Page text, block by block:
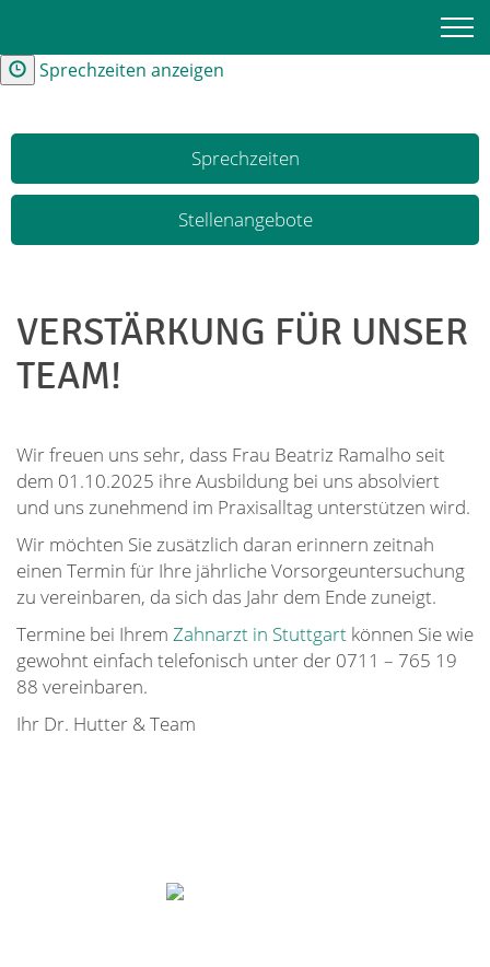
Sprechzeiten anzeigen
Sprechzeiten
Stellenangebote
VERSTÄRKUNG FÜR UNSER
TEAM!
Wir freuen uns sehr, dass Frau Beatriz Ramalho seit
dem 01.10.2025 ihre Ausbildung bei uns absolviert
und uns zunehmend im Praxisalltag unterstützen wird.
Wir möchten Sie zusätzlich daran erinnern zeitnah
einen Termin für Ihre jährliche Vorsorgeuntersuchung
zu vereinbaren, da sich das Jahr dem Ende zuneigt.
Termine bei Ihrem Zahnarzt in Stuttgart können Sie wie
gewohnt einfach telefonisch unter der 0711 – 765 19
88 vereinbaren.
Ihr Dr. Hutter & Team